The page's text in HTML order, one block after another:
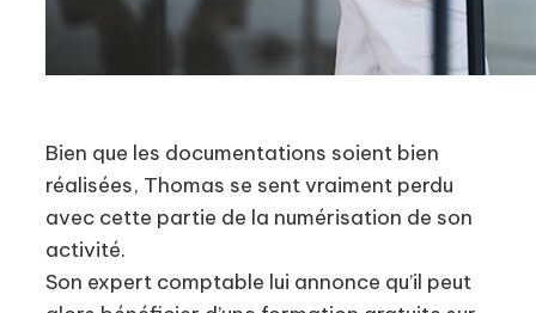
Bien que les documentations soient bien
réalisées, Thomas se sent vraiment perdu
avec cette partie de la numérisation de son
activité.
Son expert comptable lui annonce qu’il peut